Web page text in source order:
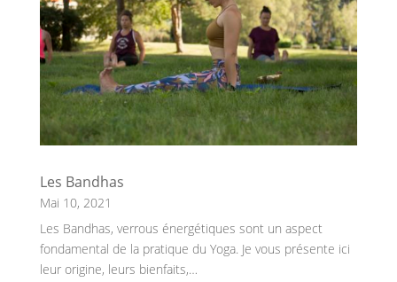
Les Bandhas
Mai 10, 2021
Les Bandhas, verrous énergétiques sont un aspect
fondamental de la pratique du Yoga. Je vous présente ici
leur origine, leurs bienfaits,…